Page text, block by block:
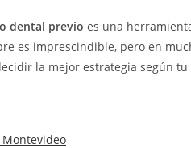
dental previo es una
es imprescindible, pero en
la mejor estrategia según tu